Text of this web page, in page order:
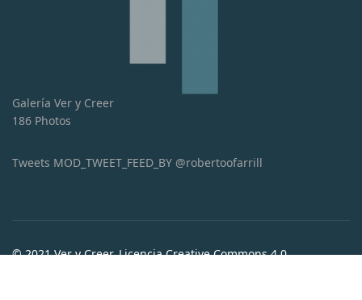
Galería Ver y Creer
186 Photos
Tweets MOD_TWEET_FEED_BY @robertoofarrill
© 2021 Ver y Creer. Licencia Creative Commons 4.0